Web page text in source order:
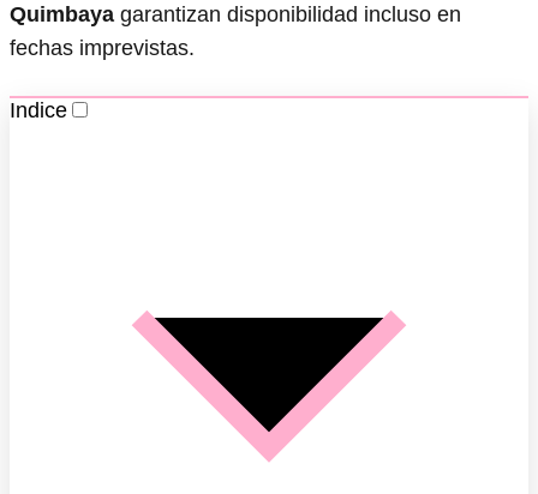
Quimbaya garantizan disponibilidad incluso en
fechas imprevistas.
Indice